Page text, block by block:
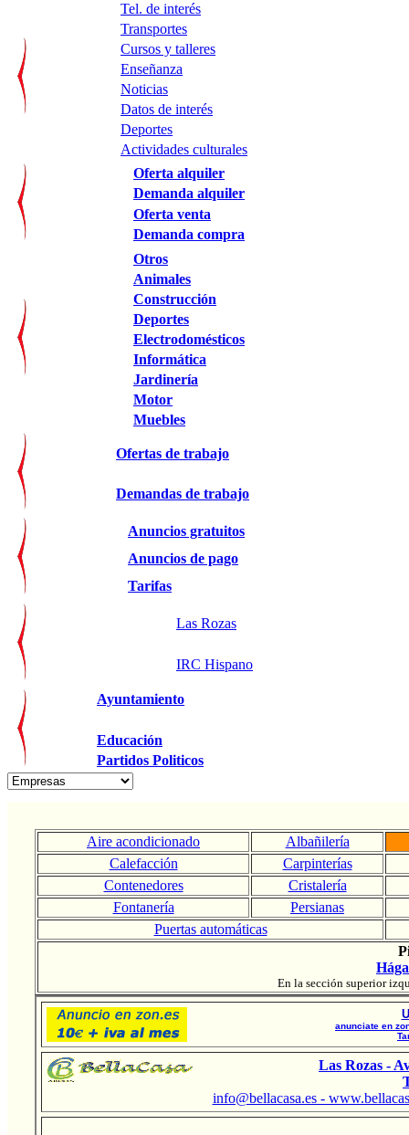
Tel. de interés
Transportes
Cursos y talleres
Enseñanza
Noticias
Datos de interés
Deportes
Actividades culturales
Oferta alquiler
Demanda alquiler
Oferta venta
Demanda compra
Otros
Animales
Construcción
Deportes
Electrodomésticos
Informática
Jardinería
Motor
Muebles
Ofertas de trabajo
Demandas de trabajo
Anuncios gratuitos
Anuncios de pago
Tarifas
Las Rozas
IRC Hispano
Ayuntamiento
Educación
Partidos Politicos
Aire acondicionado
Albañilería
Calefacción
Carpinterías
Contenedores
Cristalería
Fontanería
Persianas
Puertas automáticas
En la sección superior
anunciate en
Las Rozas -
info@bellacasa.es -